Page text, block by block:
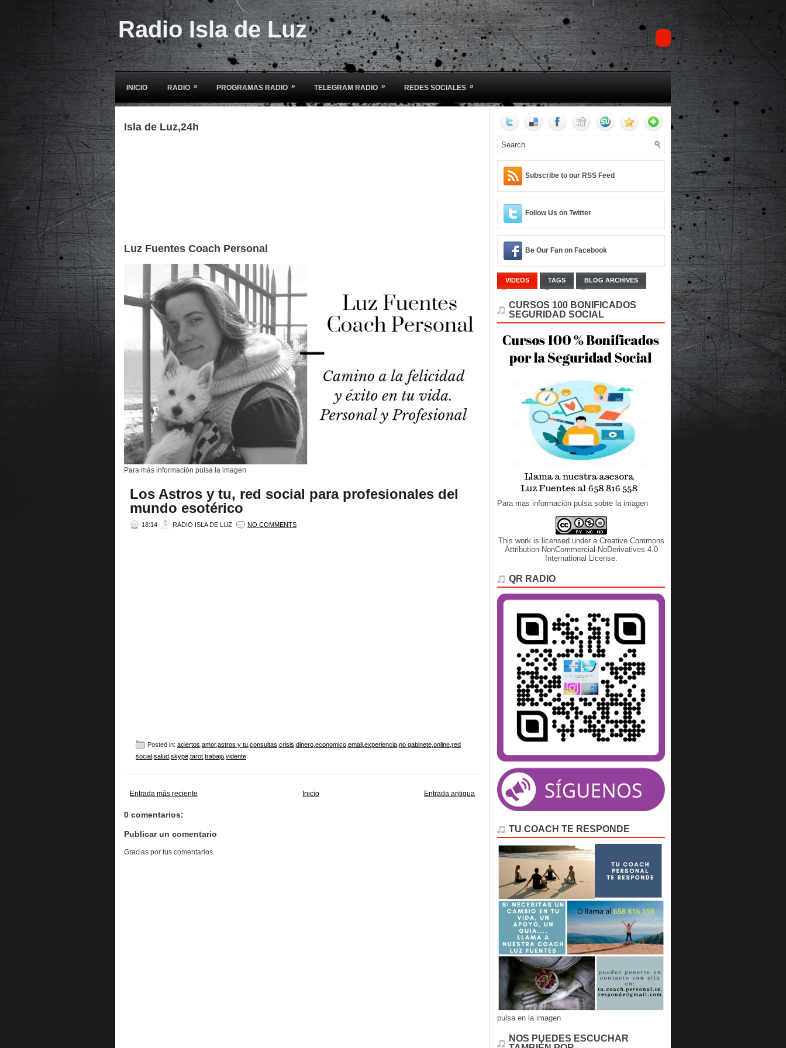
Radio Isla de Luz
INICIO RADIO » PROGRAMAS RADIO » TELEGRAM RADIO » REDES SOCIALES »
Isla de Luz,24h
Luz Fuentes Coach Personal
Para más información pulsa la imagen
Los Astros y tu, red social para profesionales del
mundo esotérico
18:14 RADIO ISLA DE LUZ NO COMMENTS
Posted in: aciertos amor,astros y tu consultas crisis dinero economico email experiencia no gabinete online red
social salud skype tarot trabajo vidente
Entrada más reciente Entrada antigua
Inicio
0 comentarios:
Publicar un comentario
Gracias por tus comentarios.
Subscribe to our RSS Feed
Follow Us on Twitter
Be Our Fan on Facebook
VIDEOS TAGS BLOG ARCHIVES
CURSOS 100 BONIFICADOS
SEGURIDAD SOCIAL
Para mas información pulsa sobre la imagen
This work is licensed under a Creative Commons
Attribution-NonCommercial-NoDerivatives 4.0
International License.
QR RADIO
TU COACH TE RESPONDE
pulsa en la imagen
NOS PUEDES ESCUCHAR